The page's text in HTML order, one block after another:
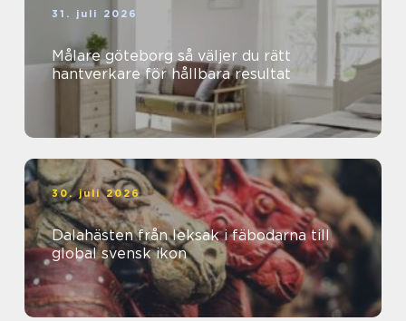
31. juli 2026
Målare göteborg så väljer du rätt
hantverkare för hållbara resultat
30. juli 2026
Dalahästen från leksak i fäbodarna till
global svensk ikon